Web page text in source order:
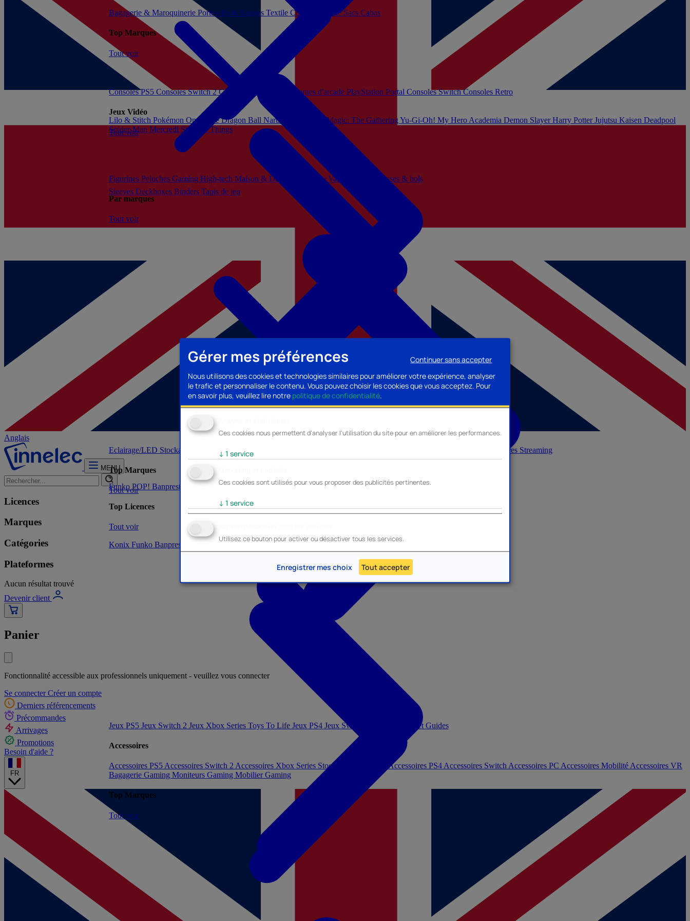
Gérer mes préférences
Nous utilisons des cookies et technologies similaires pour améliorer votre expérience, analyser
le trafic et personnaliser le contenu. Vous pouvez choisir les cookies que vous acceptez. Pour
en savoir plus, veuillez lire notre politique de confidentialité.
Ces cookies nous permettent d'analyser l'utilisation du site pour en améliorer les performances.
↓ 1 service
Ces cookies sont utilisés pour vous proposer des publicités pertinentes.
↓ 1 service
Utilisez ce bouton pour activer ou désactiver tous les services.
Continuer sans accepter
Enregistrer mes choix Tout accepter
Anglais
MENU
Licences
Marques
Catégories
Plateformes
Aucun résultat trouvé
Devenir client
Panier
Fonctionnalité accessible aux professionnels uniquement - veuillez vous connecter
Se connecter Créer un compte
Derniers référencements
Précommandes
Arrivages
Promotions
Besoin d'aide ?
FR
Figurines Peluches Gaming High-tech Maison & Décoration ModeVaisselle Mugs, tasses & bols
Par marques
Tout voir
Konix Funko Banpresto NOUVEAU - Heroes Inc.
Consoles PS5 Consoles Switch 2Consoles Xbox Series Bornes d'arcade PlayStation Portal Consoles SwitchConsoles Retro
Jeux Vidéo
Tout voir
Jeux PS5 Jeux Switch 2 Jeux Xbox Series Toys To Life Jeux PS4 Jeux Switch Livres et Guides
Accessoires
Accessoires PS5 Accessoires Switch 2 Accessoires Xbox Series Stockage et Mémoire Accessoires PS4 Accessoires Switch Accessoires PC Accessoires Mobilité Accessoires VR
Bagagerie Gaming Moniteurs Gaming Mobilier Gaming
Top Marques
Tout voir
Bagagerie & Maroquinerie Porte-clés & Badges Textile Cosplay BeautéSacs Cabas
Top Marques
Tout voir
Funko POP! Banpresto Plastoy StorLyoEnescoCerdaMighty Jaxx
Top Licences
Tout voir
Sleeves Deckboxes Binders Tapis de jeu
Eclairage/LED Stockage/Mémoire Accessoires PC Accessoires Streaming
Top Marques
Tout voir
Lilo & Stitch Pokémon One PieceDragon Ball Naruto Hello KittyMagic: The Gathering Yu-Gi-Oh! My Hero Academia Demon SlayerHarry PotterJujutsu Kaisen Deadpool
Spider-Man Mercredi Stranger Things